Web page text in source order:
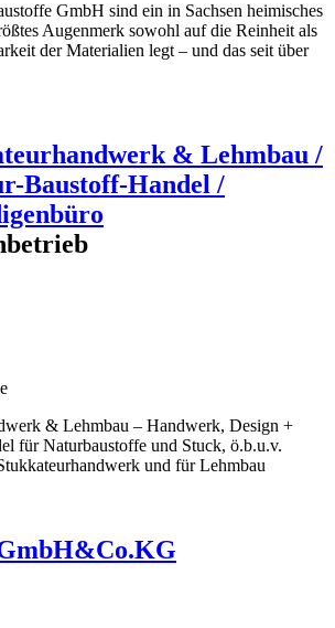
GmbH sind ein in Sachsen heimisches
Augenmerk sowohl auf die Reinheit als
der Materialien legt – und das seit über
& Lehmbau /
Baustoff-Handel /
& Lehmbau – Handwerk, Design +
für Naturbaustoffe und Stuck, ö.b.u.v.
und für Lehmbau